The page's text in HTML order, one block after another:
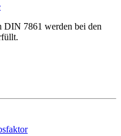
DIN 7861 werden bei den